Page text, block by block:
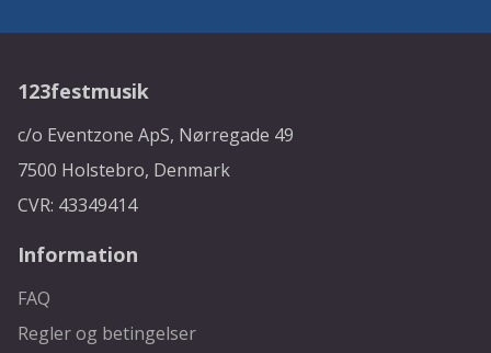
123festmusik
c/o Eventzone ApS, Nørregade 49
7500 Holstebro, Denmark
CVR: 43349414
Information
FAQ
Regler og betingelser